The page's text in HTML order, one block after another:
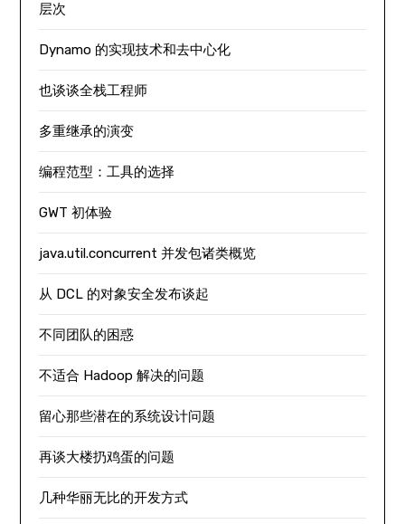
层次
Dynamo 的实现技术和去中心化
也谈谈全栈工程师
多重继承的演变
编程范型：工具的选择
GWT 初体验
java.util.concurrent 并发包诸类概览
从 DCL 的对象安全发布谈起
不同团队的困惑
不适合 Hadoop 解决的问题
留心那些潜在的系统设计问题
再谈大楼扔鸡蛋的问题
几种华丽无比的开发方式